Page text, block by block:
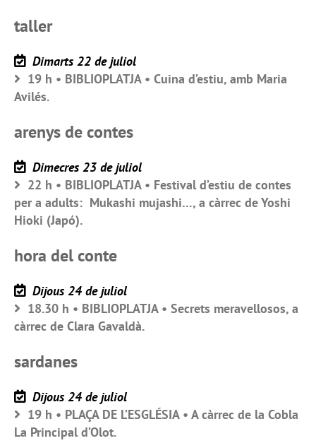
taller
Dimarts 22 de juliol
19 h • BIBLIOPLATJA • Cuina d’estiu, amb Maria
Avilés.
arenys de contes
Dimecres 23 de juliol
22 h • BIBLIOPLATJA • Festival d’estiu de contes
per a adults: Mukashi mujashi…, a càrrec de Yoshi
Hioki (Japó).
hora del conte
Dijous 24 de juliol
18.30 h • BIBLIOPLATJA • Secrets meravellosos, a
càrrec de Clara Gavaldà.
sardanes
Dijous 24 de juliol
19 h • PLAÇA DE L’ESGLÉSIA • A càrrec de la Cobla
La Principal d’Olot.